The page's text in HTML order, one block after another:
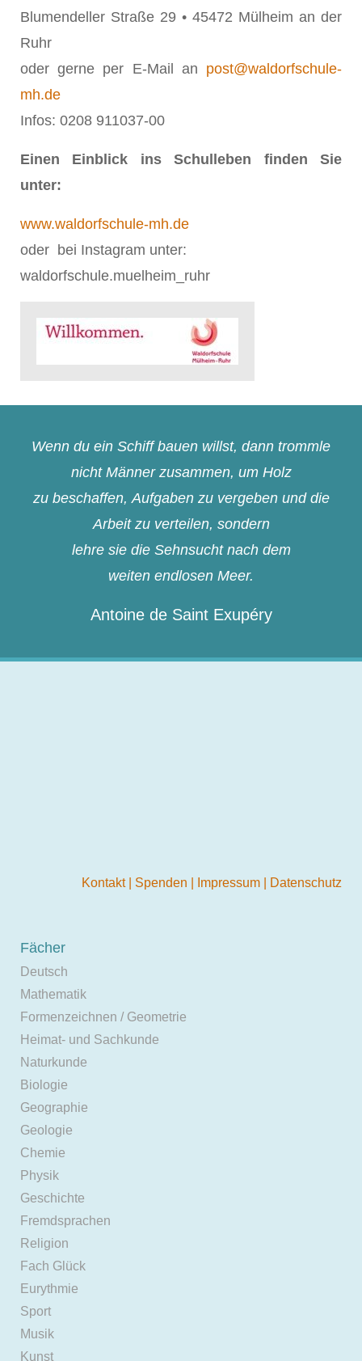
Blumendeller Straße 29 • 45472 Mülheim an der
Ruhr
oder gerne per E-Mail an post@waldorfschule-
mh.de
Infos: 0208 911037-00
Einen Einblick ins Schulleben finden Sie
unter:
www.waldorfschule-mh.de
oder bei Instagram unter:
waldorfschule.muelheim_ruhr
Wenn du ein Schiff bauen willst, dann trommle
nicht Männer zusammen, um Holz
zu beschaffen, Aufgaben zu vergeben und die
Arbeit zu verteilen, sondern
lehre sie die Sehnsucht nach dem
weiten endlosen Meer.
Antoine de Saint Exupéry
Kontakt Spenden Impressum Datenschutz
Fächer
Deutsch
Mathematik
Formenzeichnen / Geometrie
Heimat- und Sachkunde
Naturkunde
Biologie
Geographie
Geologie
Chemie
Physik
Geschichte
Fremdsprachen
Religion
Fach Glück
Eurythmie
Sport
Musik
Kunst